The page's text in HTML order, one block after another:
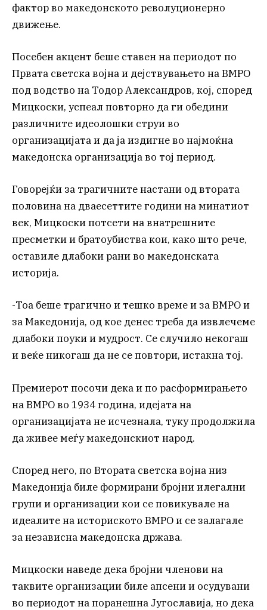
фактор во македонското револуционерно
движење.
Посебен акцент беше ставен на периодот по
Првата светска војна и дејствувањето на ВМРО
под водство на Тодор Александров, кој, според
Мицкоски, успеал повторно да ги обедини
различните идеолошки струи во
организацијата и да ја издигне во најмоќна
македонска организација во тој период.
Говорејќи за трагичните настани од втората
половина на дваесеттите години на минатиот
век, Мицкоски потсети на внатрешните
пресметки и братоубиства кои, како што рече,
оставиле длабоки рани во македонската
историја.
-Тоа беше трагично и тешко време и за ВМРО и
за Македонија, од кое денес треба да извлечеме
длабоки поуки и мудрост. Се случило некогаш
и веќе никогаш да не се повтори, истакна тој.
Премиерот посочи дека и по расформирањето
на ВМРО во 1934 година, идејата на
организацијата не исчезнала, туку продолжила
да живее меѓу македонскиот народ.
Според него, по Втората светска војна низ
Македонија биле формирани бројни илегални
групи и организации кои се повикувале на
идеалите на историското ВМРО и се залагале
за независна македонска држава.
Мицкоски наведе дека бројни членови на
таквите организации биле апсени и осудувани
во периодот на поранешна Југославија, но дека